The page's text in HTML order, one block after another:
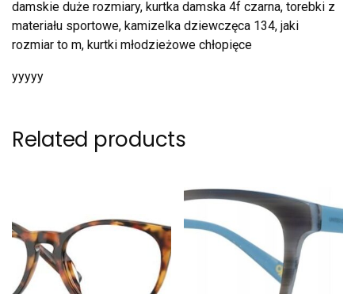
damskie duże rozmiary, kurtka damska 4f czarna, torebki z
materiału sportowe, kamizelka dziewczęca 134, jaki
rozmiar to m, kurtki młodzieżowe chłopięce
yyyyy
Related products